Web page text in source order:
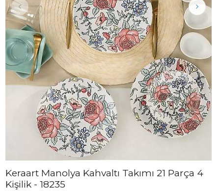
Keraart Manolya Kahvaltı Takımı 21 Parça 4
Kişilik - 18235